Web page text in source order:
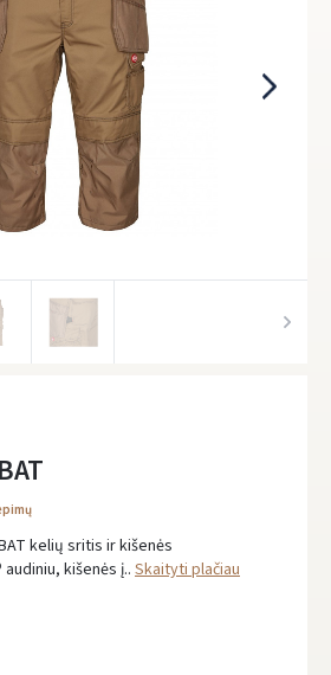
kelių sritis ir kišenės
kišenės į.. Skaityti plačiau